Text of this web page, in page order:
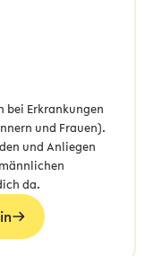
bei Erkrankungen
und Frauen).
und Anliegen
da.